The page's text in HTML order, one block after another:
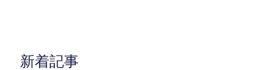
新着記事